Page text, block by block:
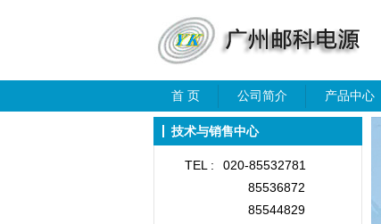
首 页 公司简介 产品中心
技术与销售中心
TEL :
020-85532781
85536872
85544829